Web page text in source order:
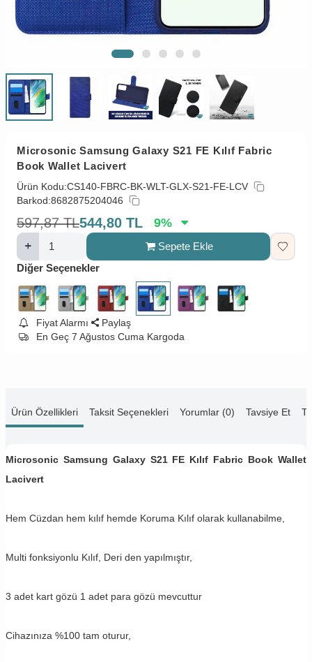
Microsonic Samsung Galaxy S21 FE Kılıf Fabric
Book Wallet Lacivert
Ürün Kodu:CS140-FBRC-BK-WLT-GLX-S21-FE-LCV
Barkod:8682875204046
597,87 TL544,80 TL 9%
Sepete Ekle
Diğer Seçenekler
Fiyat Alarmı
Paylaş
En Geç 7 Ağustos Cuma Kargoda
Ürün Özellikleri Taksit Seçenekleri Yorumlar (0) Tavsiye Et
Microsonic Samsung Galaxy S21 FE Kılıf Fabric Book Wallet
Lacivert
Hem Cüzdan hem kılıf hemde Koruma Kılıf olarak kullanabilme,
Multi fonksiyonlu Kılıf, Deri den yapılmıştır,
3 adet kart gözü 1 adet para gözü mevcuttur
Cihazınıza %100 tam oturur,